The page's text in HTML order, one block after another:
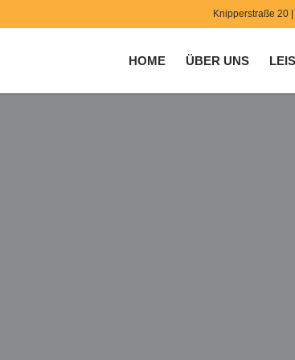
Knipperstraße 20
HOME ÜBER UNS